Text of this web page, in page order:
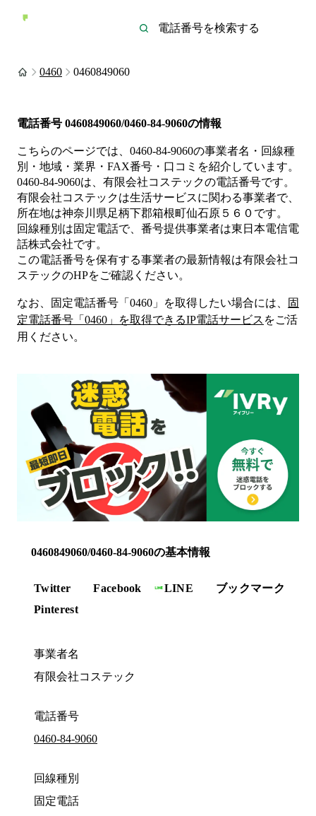
0460 0460849060
電話番号 0460849060/0460-84-9060の情報
こちらのページでは、 0460-84-9060の事業者名・回線種
別・地域・業界・FAX番号・口コミを紹介しています。
0460-84-9060は、 有限会社コステックの電話番号です。
有限会社コステックは生活サービスに関わる事業者で、
所在地は神奈川県足柄下郡箱根町仙石原５６０ です。
回線種別は固定電話で、番号提供事業者は東日本電信電
話株式会社です。
この電話番号を保有する事業者の最新情報は有限会社コ
ステックのHPをご確認ください。
なお、固定電話番号「 0460 」を取得したい場合には、
固
定電話番号「 0460 」を取得できるIP電話サービス をご活
用ください。
0460849060/0460-84-9060の基本情報
Twitter Facebook LINE
ブックマーク
Pinterest
事業者名
有限会社コステック
電話番号
0460-84-9060
回線種別
固定電話